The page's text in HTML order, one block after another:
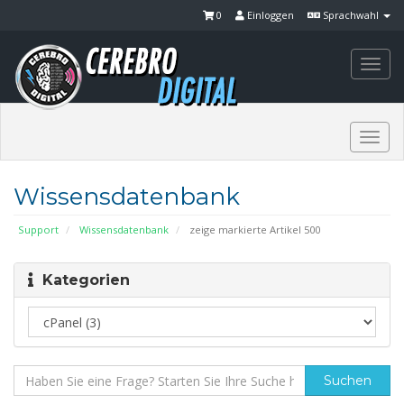
Sprachwahl
Einloggen
0
Wissensdatenbank
Support Wissensdatenbank zeige markierte Artikel 500
Kategorien